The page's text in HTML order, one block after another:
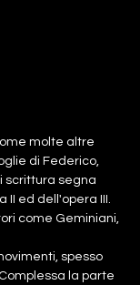
molte altre
di Federico,
scrittura segna
II ed dell'opera III.
come Geminiani,
spesso
la parte